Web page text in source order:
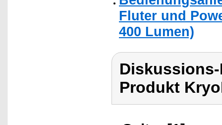
Fluter und
400 Lumen)
Produkt